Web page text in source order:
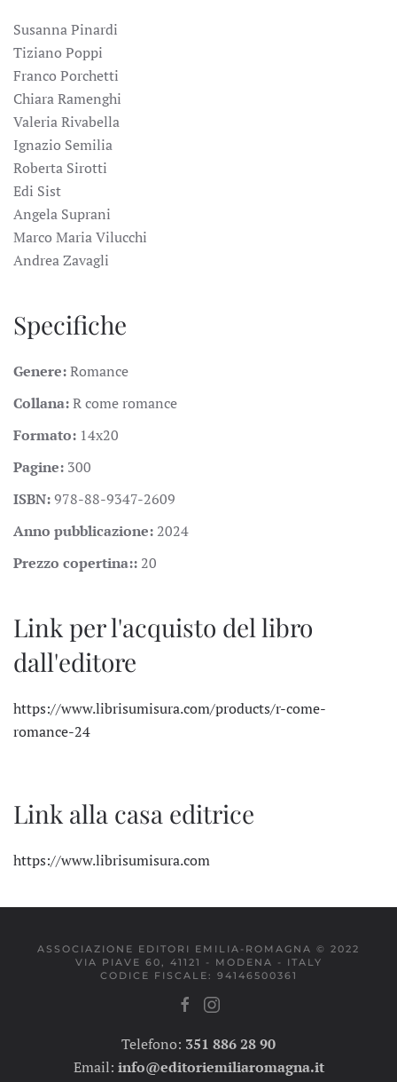
Susanna Pinardi
Tiziano Poppi
Franco Porchetti
Chiara Ramenghi
Valeria Rivabella
Ignazio Semilia
Roberta Sirotti
Edi Sist
Angela Suprani
Marco Maria Vilucchi
Andrea Zavagli
Specifiche
Genere:Romance
Collana:R come romance
Formato: 14x20
Pagine: 300
ISBN:978-88-9347-2609
Anno pubblicazione: 2024
Prezzo copertina:: 20
Link per l'acquisto del libro
dall'editore
https://www.librisumisura.com/products/r-come-
romance-24
Link alla casa editrice
https://www.librisumisura.com
ASSOCIAZIONE EDITORI EMILIA-ROMAGNA © 2022
VIA PIAVE 60, 41121 - MODENA - ITALY
CODICE FISCALE: 94146500361
Telefono: 351 886 28 90
Email: info@editoriemiliaromagna.it